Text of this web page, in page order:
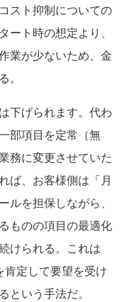
スト抑制についての
ート時の想定より、
業が少ないため、金
下げられます。代わ
部項目を定常（無
務に変更させていた
ば、お客様側は「月
を担保しながら、
ものの項目の最適化
けられる。これは
肯定して要望を受け
という手法だ。